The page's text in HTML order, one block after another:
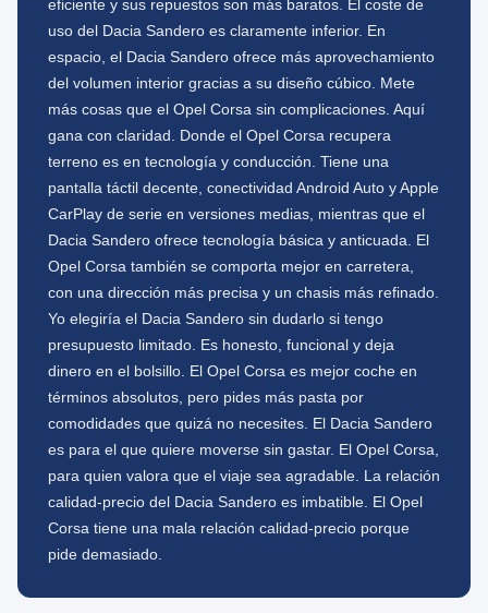
eficiente y sus repuestos son más baratos. El coste de
uso del Dacia Sandero es claramente inferior. En
espacio, el Dacia Sandero ofrece más aprovechamiento
del volumen interior gracias a su diseño cúbico. Mete
más cosas que el Opel Corsa sin complicaciones. Aquí
gana con claridad. Donde el Opel Corsa recupera
terreno es en tecnología y conducción. Tiene una
pantalla táctil decente, conectividad Android Auto y Apple
CarPlay de serie en versiones medias, mientras que el
Dacia Sandero ofrece tecnología básica y anticuada. El
Opel Corsa también se comporta mejor en carretera,
con una dirección más precisa y un chasis más refinado.
Yo elegiría el Dacia Sandero sin dudarlo si tengo
presupuesto limitado. Es honesto, funcional y deja
dinero en el bolsillo. El Opel Corsa es mejor coche en
términos absolutos, pero pides más pasta por
comodidades que quizá no necesites. El Dacia Sandero
es para el que quiere moverse sin gastar. El Opel Corsa,
para quien valora que el viaje sea agradable. La relación
calidad-precio del Dacia Sandero es imbatible. El Opel
Corsa tiene una mala relación calidad-precio porque
pide demasiado.